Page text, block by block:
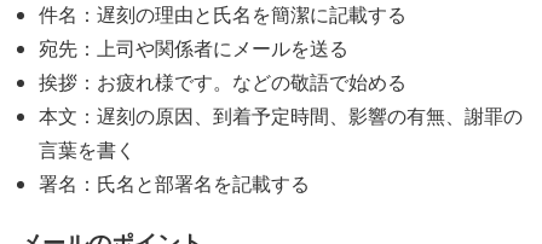
件名：遅刻の理由と氏名を簡潔に記載する
宛先：上司や関係者にメールを送る
挨拶：お疲れ様です。などの敬語で始める
本文：遅刻の原因、到着予定時間、影響の有無、謝罪の
言葉を書く
署名：氏名と部署名を記載する